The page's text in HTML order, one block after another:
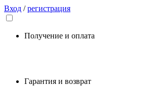
Вход /регистрация
Получение и оплата
Гарантия и возврат